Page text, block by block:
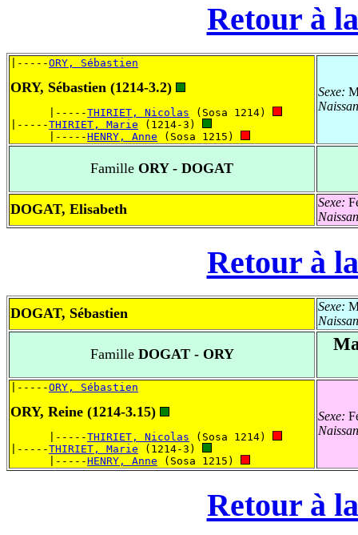
Retour à
|-----ORY, Sébastien
ORY, Sébastien (1214-3.2)
      |-----
THIRIET, Nicolas (Sosa 1214)
|-----THIRIET, Marie (1214-3)
      |-----
HENRY, Anne (Sosa 1215)
Sexe:
Famille ORY - DOGAT
DOGAT, Elisabeth Sexe:
Retour à
DOGAT, Sébastien Sexe:
FamilleDOGAT - ORY
|-----ORY, Sébastien
ORY, Reine (1214-3.15)
      |-----
THIRIET, Nicolas (Sosa 1214)
|-----THIRIET, Marie (1214-3)
      |-----
HENRY, Anne (Sosa 1215)
Sexe:
Retour à